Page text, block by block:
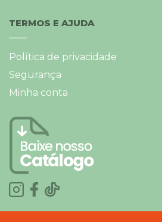
TERMOS E AJUDA
Política de privacidade
Segurança
Minha conta